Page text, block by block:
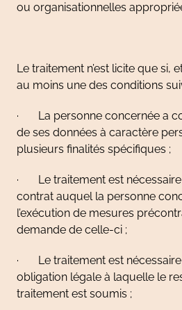
ou organisationnelles
Le traitement n’est licite que si,
au moins une des conditions
· La personne concernée a
de ses données à caractère
plusieurs finalités spécifiques ;
· Le traitement est nécessaire
contrat auquel la personne
l’exécution de mesures
demande de celle-ci ;
· Le traitement est nécessaire
obligation légale à laquelle le
traitement est soumis ;